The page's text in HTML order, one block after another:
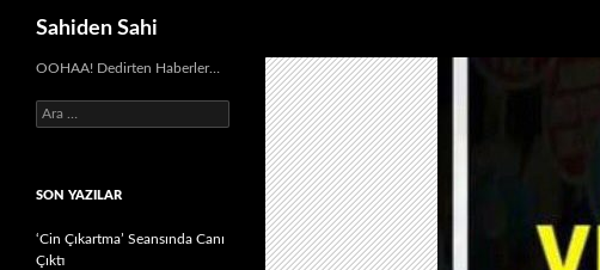
Sahiden Sahi
OOHAA! Dedirten Haberler…
Arama:
SON YAZILAR
‘Cin Çıkartma’ Seansında Canı
Çıktı